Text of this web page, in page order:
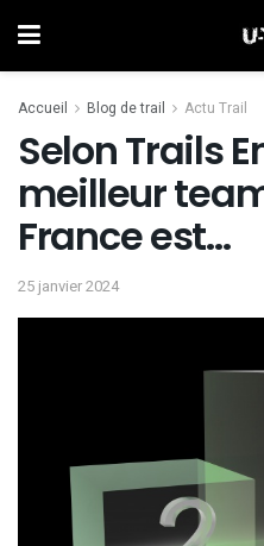
Accueil Blog de trail Actu Trail
Selon Trails
meilleur
France est…
25 janvier 2024